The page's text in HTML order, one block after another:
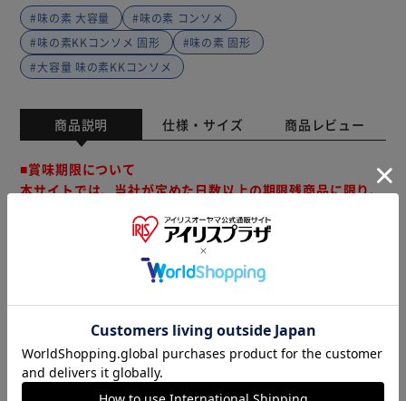
#味の素 大容量
#味の素 コンソメ
#味の素KKコンソメ 固形
#味の素 固形
#大容量 味の素KKコンソメ
商品説明 仕様・サイズ 商品レビュー
■賞味期限について
本サイトでは、当社が定めた日数以上の期限残商品に限り、
コンソメ スープ 大容量 洋食 味の素 あじのもと
※製品は予告なく仕様を変更する場合がございます。あらか
※当商品はお取り寄せ品の為、在庫の確認及び商品のお届け
までお時間を頂く場合がございます。